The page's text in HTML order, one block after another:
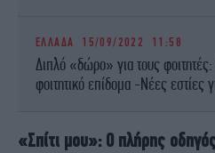
ΕΛΛΑΔΑ 15/09/2022 11:58
Διπλό «δώρο» για τους
φοιτητικό επίδομα -Νέες
«Σπίτι μου»: Ο πλήρης